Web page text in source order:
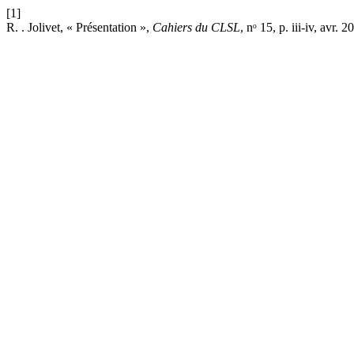
[1]
R. . Jolivet, « Présentation », Cahiers du CLSL, nᵒ 15, p. iii-iv, avr.